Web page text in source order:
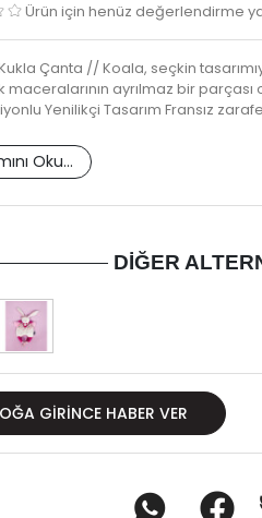
Ürün için henüz değerlendirme
Çanta // Koala, seçkin
maceralarının ayrılmaz bir
Yenilikçi Tasarım Fransız
Oku...
DIĞER
GIRINCE HABER VER